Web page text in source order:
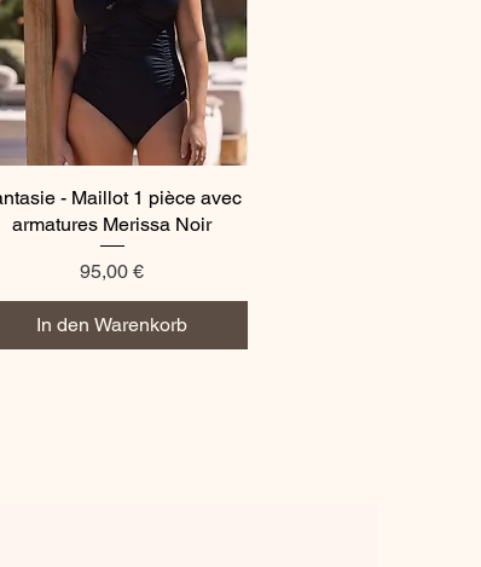
Schnellansicht
- Maillot 1 pièce avec
armatures Merissa Noir
Preis
95,00 €
In den Warenkorb